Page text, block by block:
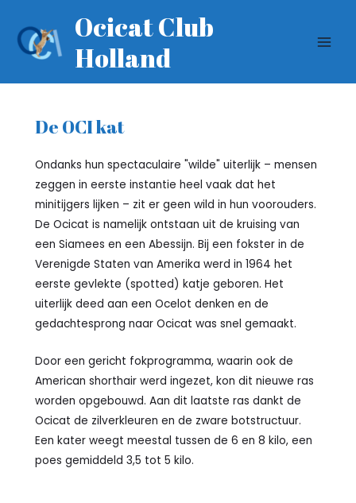
naar
Ocicat Club
Holland
De OCI kat
Ondanks hun spectaculaire "wilde" uiterlijk – mensen
zeggen in eerste instantie heel vaak dat het
minitijgers lijken – zit er geen wild in hun voorouders.
De Ocicat is namelijk ontstaan uit de kruising van
een Siamees en een Abessijn. Bij een fokster in de
Verenigde Staten van Amerika werd in 1964 het
eerste gevlekte (spotted) katje geboren. Het
uiterlijk deed aan een Ocelot denken en de
gedachtesprong naar Ocicat was snel gemaakt.
Door een gericht fokprogramma, waarin ook de
American shorthair werd ingezet, kon dit nieuwe ras
worden opgebouwd. Aan dit laatste ras dankt de
Ocicat de zilverkleuren en de zware botstructuur.
Een kater weegt meestal tussen de 6 en 8 kilo, een
poes gemiddeld 3,5 tot 5 kilo.